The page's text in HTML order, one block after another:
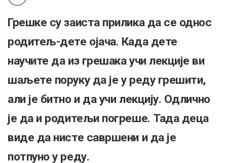
Грешке су заиста прилика да се однос
родитељ-дете ојача. Када дете
научите да из грешака учи лекције ви
шаљете поруку да је у реду грешити,
али је битно и да учи лекцију. Одлично
је да и родитељи погреше. Тада деца
виде да нисте савршени и да је
потпуно у реду.